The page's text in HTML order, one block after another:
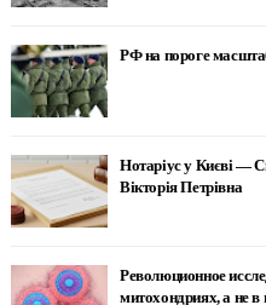
РФ на пороге
Нотаріус у Києві —
Вікторія Петрівна
Революционное
митохондриях, а не в